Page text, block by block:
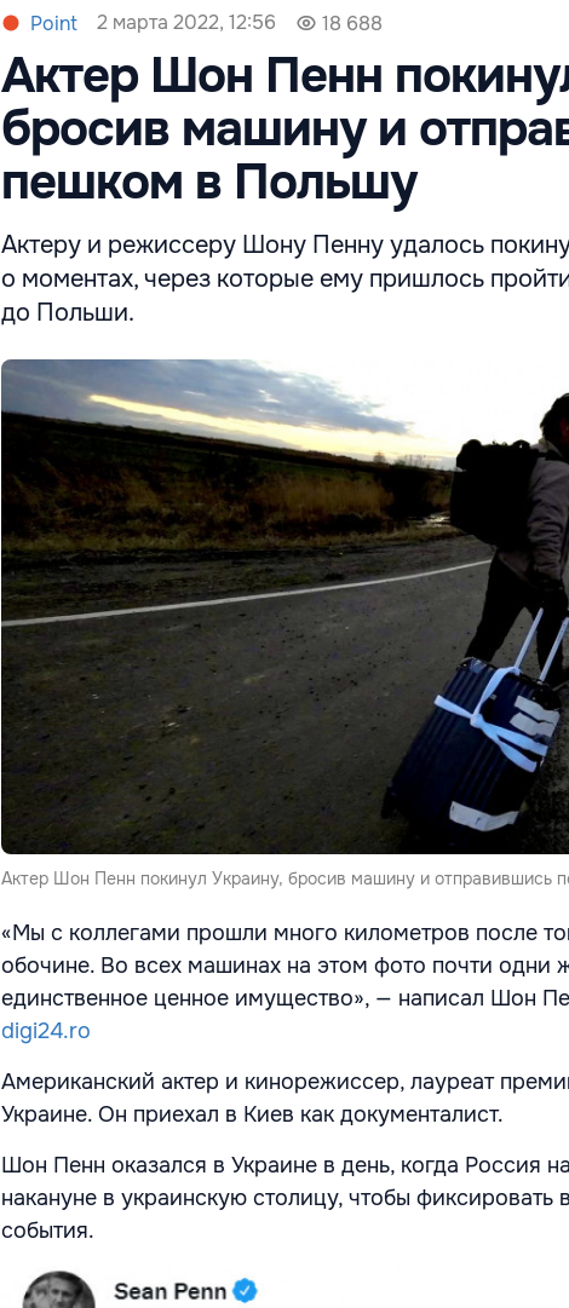
Point 2 марта 2022, 12:56 18 688
Актер Шон Пенн
бросив машину и
пешком в Польшу
Актеру и режиссеру Шону Пенну удалось
о моментах, через которые ему пришлось
до Польши.
Актер Шон Пенн покинул Украину, бросив машину и отправившись
«Мы с коллегами прошли много километров после
обочине. Во всех машинах на этом фото почти
единственное ценное имущество», — написал Шон
digi24.ro
Американский актер и кинорежиссер, лауреат
Украине. Он приехал в Киев как документалист.
Шон Пенн оказался в Украине в день, когда Россия
накануне в украинскую столицу, чтобы
события.